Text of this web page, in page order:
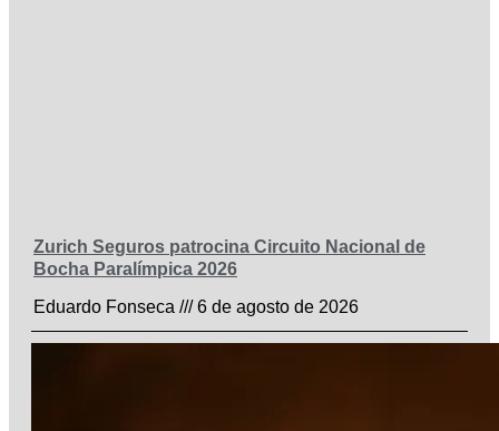
Zurich Seguros patrocina Circuito Nacional de
Bocha Paralímpica 2026
Eduardo Fonseca
6 de agosto de 2026